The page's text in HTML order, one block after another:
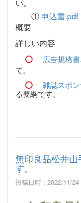
い。
① 申込書.pdf
概要
詳しい内容
広告規格
て。
雑誌スポ
る要綱です。
無印良品松井山
す。
投稿日時 : 2022/11/24